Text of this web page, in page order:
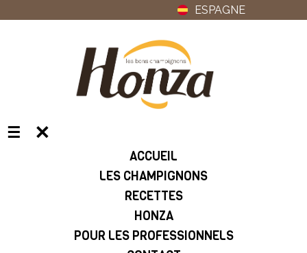
ESPAGNE
☰ ✕
ACCUEIL
LES CHAMPIGNONS
RECETTES
HONZA
POUR LES PROFESSIONNELS